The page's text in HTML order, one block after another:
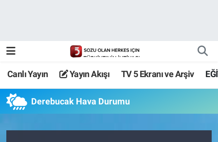
Canlı Yayın Yayın Akışı TV 5 Ekranı ve Arşiv
Derebucak Hava Durumu
TV 5 Ekranı ve Arşiv